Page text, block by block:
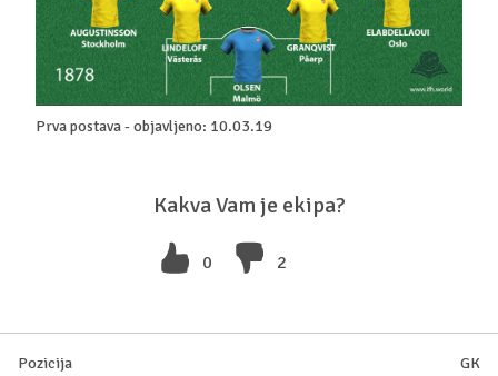
Kakva Vam je ekipa?
0 2
Prva postava - objavljeno: 10.03.19
GK